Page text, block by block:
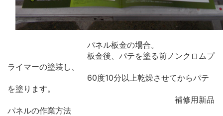
パネル板金の場合。
板金後、パテを塗る前ノンクロムプ
ライマーの塗装し、
60度10分以上乾燥させてからパテ
を塗ります。
補修用新品
パネルの作業方法